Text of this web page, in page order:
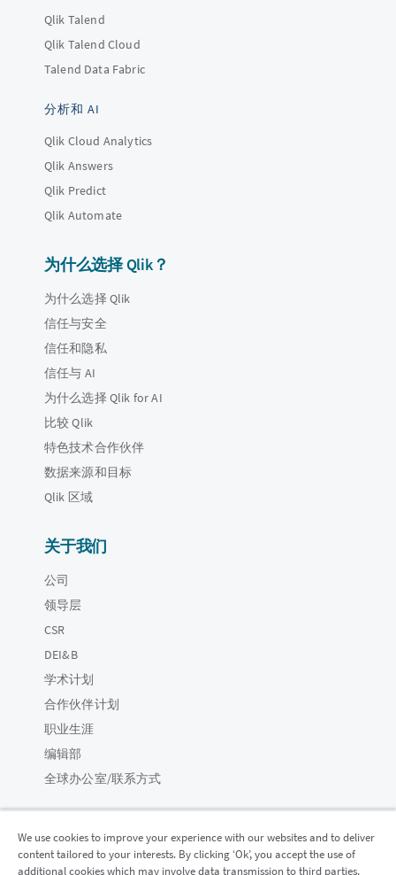
Qlik Talend
Qlik Talend Cloud
Talend Data Fabric
分析和 AI
Qlik Cloud Analytics
Qlik Answers
Qlik Predict
Qlik Automate
为什么选择 Qlik？
为什么选择 Qlik
信任与安全
信任和隐私
信任与 AI
为什么选择 Qlik for AI
比较 Qlik
特色技术合作伙伴
数据来源和目标
Qlik 区域
关于我们
公司
领导层
CSR
DEI&B
学术计划
合作伙伴计划
职业生涯
编辑部
全球办公室/联系方式
Qlik 社区
We use cookies to improve your experience with our websites and to deliver
content tailored to your interests. By clicking ‘Ok’, you accept the use of
additional cookies which may involve data transmission to third parties.